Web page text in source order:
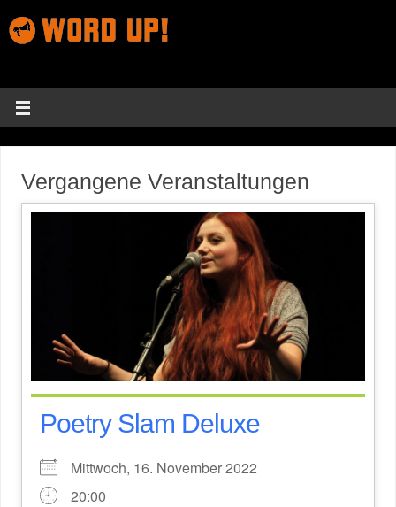
Vergangene Veranstaltungen
Poetry Slam Deluxe
Mittwoch, 16. November 2022
20:00